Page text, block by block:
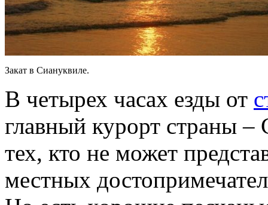
Закат в Сиануквиле.
В четырех часах езды от
главный курорт страны –
тех, кто не может
местных